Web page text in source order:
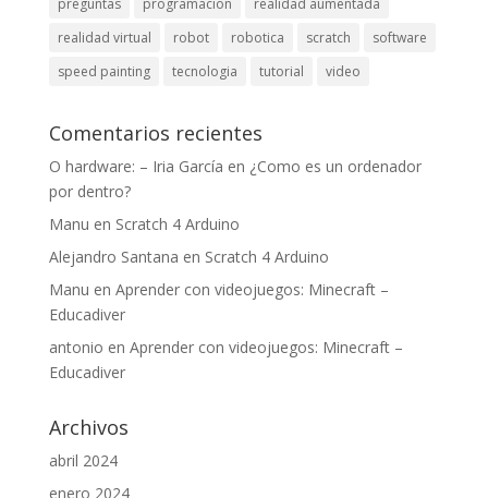
preguntas programacion
realidad aumentada
realidad virtual
robot robotica scratch
software
speed painting
tecnologia tutorial video
Comentarios recientes
O hardware: – Iria García en ¿Como es un ordenador
por dentro?
Manu en Scratch 4 Arduino
Alejandro Santana en Scratch 4 Arduino
Manu en Aprender con videojuegos: Minecraft –
Educadiver
antonio en Aprender con videojuegos: Minecraft –
Educadiver
Archivos
abril 2024
enero 2024